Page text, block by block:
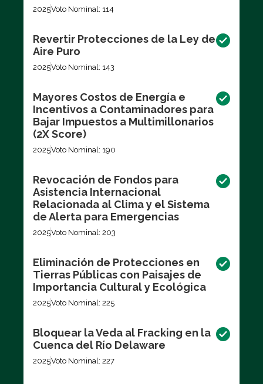
2025Voto Nominal: 114
Revertir Protecciones de la Ley de
Aire Puro
2025Voto Nominal: 143
Mayores Costos de Energía e
Incentivos a Contaminadores para
Bajar Impuestos a Multimillonarios
(2X Score)
2025Voto Nominal: 190
Revocación de Fondos para
Asistencia Internacional
Relacionada al Clima y el Sistema
de Alerta para Emergencias
2025Voto Nominal: 203
Eliminación de Protecciones en
Tierras Públicas con Paisajes de
Importancia Cultural y Ecológica
2025Voto Nominal: 225
Bloquear la Veda al Fracking en la
Cuenca del Río Delaware
2025Voto Nominal: 227